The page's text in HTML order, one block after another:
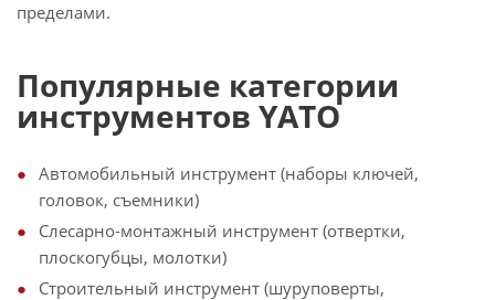
пределами.
Популярные категории
инструментов YATO
Автомобильный инструмент (наборы ключей,
головок, съемники)
Слесарно-монтажный инструмент (отвертки,
плоскогубцы, молотки)
Строительный инструмент (шуруповерты,